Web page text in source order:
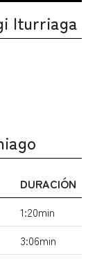
Iturriaga
DURACIÓN
1:20min
3:06min